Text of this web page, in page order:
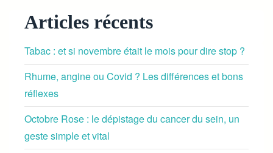
Articles récents
Tabac : et si novembre était le mois pour dire stop ?
Rhume, angine ou Covid ? Les différences et bons
réflexes
Octobre Rose : le dépistage du cancer du sein, un
geste simple et vital